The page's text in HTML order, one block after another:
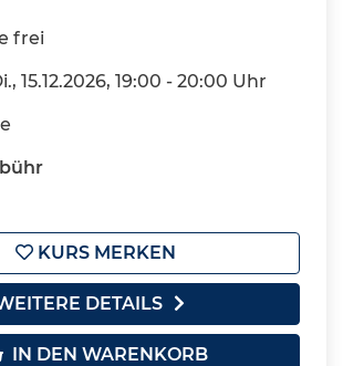
frei
, 15.12.2026, 19:00 - 20:00 Uhr
KURS MERKEN
DETAILS
IN DEN WARENKORB